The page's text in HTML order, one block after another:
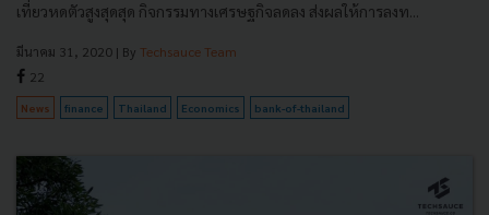
เที่ยวหดตัวสูงสุดสุด กิจกรรมทางเศรษฐกิจลดลง ส่งผลให้การลงท...
มีนาคม 31, 2020 | By Techsauce Team
22
News finance Thailand Economics bank-of-thailand